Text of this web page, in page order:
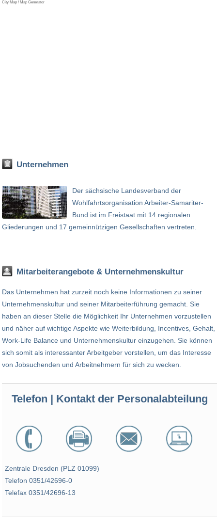
City Map / Map Generator
Unternehmen
Der sächsische Landesverband der
Wohlfahrtsorganisation Arbeiter-Samariter-
Bund ist im Freistaat mit 14 regionalen
Gliederungen und 17 gemeinnützigen Gesellschaften vertreten.
Mitarbeiterangebote & Unternehmenskultur
Das Unternehmen hat zurzeit noch keine Informationen zu seiner
Unternehmenskultur und seiner Mitarbeiterführung gemacht. Sie
haben an dieser Stelle die Möglichkeit Ihr Unternehmen vorzustellen
und näher auf wichtige Aspekte wie Weiterbildung, Incentives, Gehalt,
Work-Life Balance und Unternehmenskultur einzugehen. Sie können
sich somit als interessanter Arbeitgeber vorstellen, um das Interesse
von Jobsuchenden und Arbeitnehmern für sich zu wecken.
Telefon | Kontakt der Personalabteilung
Zentrale Dresden (PLZ 01099)
Telefon 0351/42696-0
Telefax 0351/42696-13